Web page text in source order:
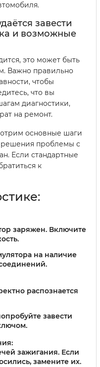
завести
и возможные
это может быть
Важно правильно
чтобы
что вы
диагностики,
на ремонт.
основные шаги
решения проблемы с
Если стандартные
к
заряжен. Включите
на наличие
распознается
завести
зажигания. Если
замените их.